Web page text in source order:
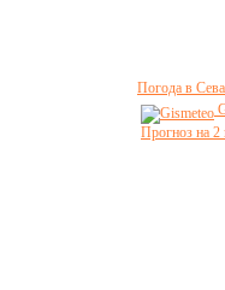
Погода в
Прогноз на 2